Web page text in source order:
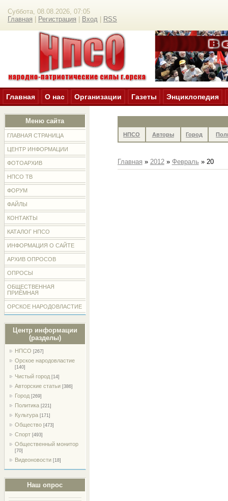
Суббота, 08.08.2026, 07:05
Главная
Регистрация Вход RSS
Главная О нас Организации Газеты Энциклопедия
Меню сайта
ГЛАВНАЯ СТРАНИЦА
ЦЕНТР ИНФОРМАЦИИ
ФОТОАРХИВ
НПСО ТВ
ФОРУМ
ФАЙЛЫ
КОНТАКТЫ
КАТАЛОГ НПСО
ИНФОРМАЦИЯ О САЙТЕ
АРХИВ ОПРОСОВ
ОПРОСЫ
ОБЩЕСТВЕННАЯ
ПРИЁМНАЯ
ОРСКОЕ НАРОДОВЛАСТИЕ
Центр информации
(разделы)
НПСО [267]
Орское народовластие
[140]
Чистый город [14]
Авторские статьи [386]
Город [269]
Политика [221]
Культура [171]
Общество [473]
Спорт [493]
Общественный монитор
[70]
Видеоновости [18]
Наш опрос
НПСО Авторы Город
Главная » 2012 » Февраль » 20